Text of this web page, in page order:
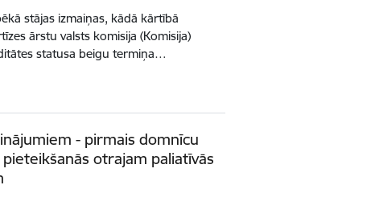
stājas izmaiņas, kādā kārtībā
ārstu valsts komisija (Komisija)
statusa beigu termiņa…
- pirmais domnīcu
otrajam paliatīvās